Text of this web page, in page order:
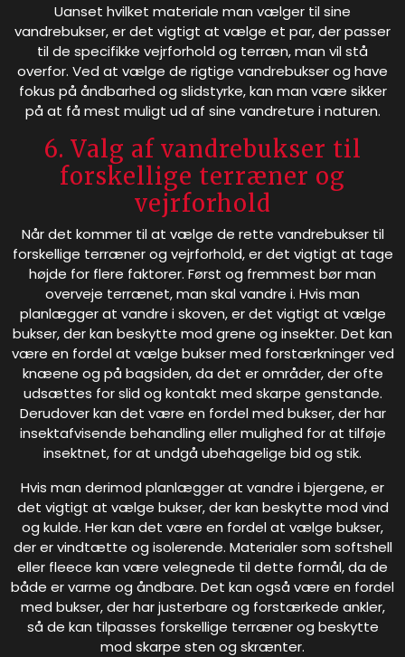
Uanset hvilket materiale man vælger til sine
vandrebukser, er det vigtigt at vælge et par, der passer
til de specifikke vejrforhold og terræn, man vil stå
overfor. Ved at vælge de rigtige vandrebukser og have
fokus på åndbarhed og slidstyrke, kan man være sikker
på at få mest muligt ud af sine vandreture i naturen.
6. Valg af vandrebukser til
forskellige terræner og
vejrforhold
Når det kommer til at vælge de rette vandrebukser til
forskellige terræner og vejrforhold, er det vigtigt at tage
højde for flere faktorer. Først og fremmest bør man
overveje terrænet, man skal vandre i. Hvis man
planlægger at vandre i skoven, er det vigtigt at vælge
bukser, der kan beskytte mod grene og insekter. Det kan
være en fordel at vælge bukser med forstærkninger ved
knæene og på bagsiden, da det er områder, der ofte
udsættes for slid og kontakt med skarpe genstande.
Derudover kan det være en fordel med bukser, der har
insektafvisende behandling eller mulighed for at tilføje
insektnet, for at undgå ubehagelige bid og stik.
Hvis man derimod planlægger at vandre i bjergene, er
det vigtigt at vælge bukser, der kan beskytte mod vind
og kulde. Her kan det være en fordel at vælge bukser,
der er vindtætte og isolerende. Materialer som softshell
eller fleece kan være velegnede til dette formål, da de
både er varme og åndbare. Det kan også være en fordel
med bukser, der har justerbare og forstærkede ankler,
så de kan tilpasses forskellige terræner og beskytte
mod skarpe sten og skrænter.